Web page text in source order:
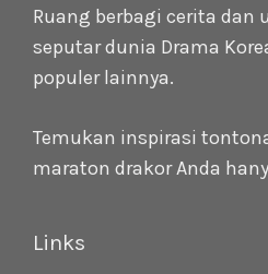
Ruang berbagi cerita dan
seputar dunia Drama
populer lainnya.
Temukan inspirasi
maraton drakor Anda
Links